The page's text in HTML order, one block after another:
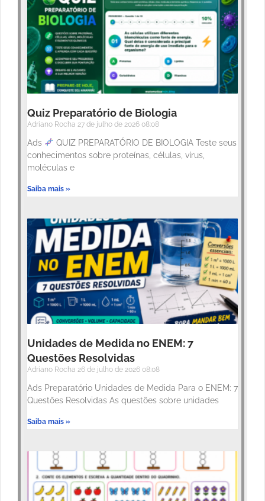
Quiz Preparatório de Biologia
Adriano Rocha 27 de julho de 2026 08:08
Ads
QUIZ PREPARATÓRIO DE BIOLOGIA Teste seus
conhecimentos sobre proteínas, células, vírus,
moléculas e
Saiba mais »
Unidades de Medida no ENEM: 7
Questões Resolvidas
Adriano Rocha 26 de julho de 2026 08:08
Ads Preparatório Unidades de Medida Para o ENEM: 7
Questões Resolvidas As questões sobre unidades
Saiba mais »